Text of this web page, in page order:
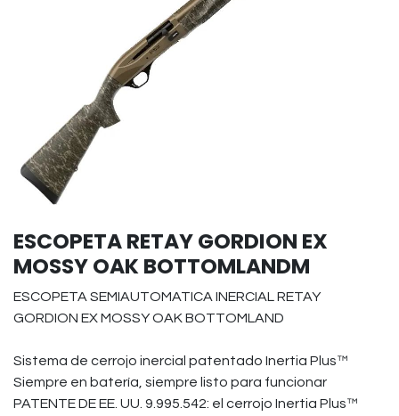
ESCOPETA RETAY GORDION EX
MOSSY OAK BOTTOMLANDM
ESCOPETA SEMIAUTOMATICA INERCIAL RETAY
GORDION EX MOSSY OAK BOTTOMLAND
Sistema de cerrojo inercial patentado Inertia Plus™
Siempre en batería, siempre listo para funcionar
PATENTE DE EE. UU. 9.995.542: el cerrojo Inertia Plus™